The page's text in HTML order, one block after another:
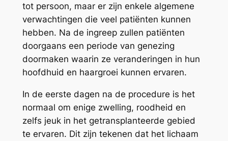
tot persoon, maar er zijn enkele algemene
verwachtingen die veel patiënten kunnen
hebben. Na de ingreep zullen patiënten
doorgaans een periode van genezing
doormaken waarin ze veranderingen in hun
hoofdhuid en haargroei kunnen ervaren.
In de eerste dagen na de procedure is het
normaal om enige zwelling, roodheid en
zelfs jeuk in het getransplanteerde gebied
te ervaren. Dit zijn tekenen dat het lichaam